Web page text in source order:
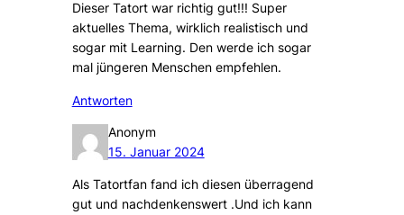
Dieser Tatort war richtig gut!!! Super
aktuelles Thema, wirklich realistisch und
sogar mit Learning. Den werde ich sogar
mal jüngeren Menschen empfehlen.
Antworten
Anonym
15. Januar 2024
Als Tatortfan fand ich diesen überragend
gut und nachdenkenswert .Und ich kann